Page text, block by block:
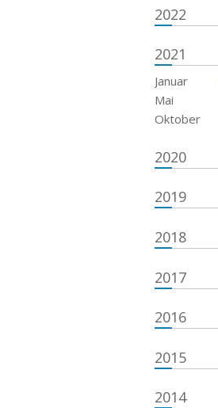
2022
2021
Januar
Mai
Oktober
2020
2019
2018
2017
2016
2015
2014